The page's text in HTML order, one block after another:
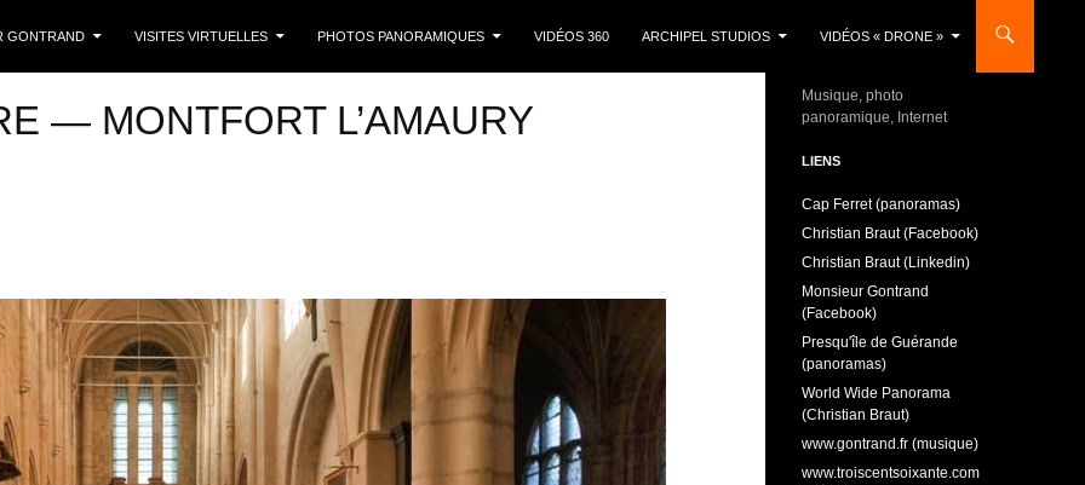
GONTRAND
VISITES VIRTUELLES PHOTOS PANORAMIQUES VIDÉOS 360 ARCHIPEL STUDIOS VIDÉOS « DRONE »
— MONTFORT L’AMAURY
Musique, photo
panoramique, Internet
LIENS
Cap Ferret (panoramas)
Christian Braut (Facebook)
Christian Braut (Linkedin)
Monsieur Gontrand
(Facebook)
Presqu'île de Guérande
(panoramas)
World Wide Panorama
(Christian Braut)
www.gontrand.fr (musique)
www.troiscentsoixante.com